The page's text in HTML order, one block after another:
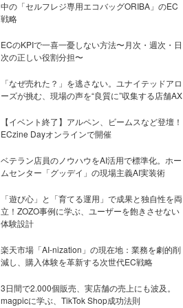
中の「セルフレジ専用エコバッグORIBA」のEC
戦略
ECのKPIで一喜一憂しない方法〜月次・週次・日
次の正しい役割分担〜
「なぜ売れた？」を逃さない。ユナイテッドアロ
ーズが挑む、現場の声を“良質に”収集する店舗AX
【イベント終了】アルペン、ビームスなど登壇！
ECzine Dayオンラインで開催
ベテラン店員のノウハウをAI活用で標準化。ホー
ムセンター「グッデイ」の現場主義AI実装術
「遊び心」と「育てる運用」で成果と独自性を両
立！ZOZO事例に学ぶ、ユーザーを飽きさせない
体験設計
楽天市場「AI-nization」の現在地：業務を劇的削
減し、購入体験を革新する次世代EC戦略
3日間で2.000個販売、実店舗の売上にも波及。
magpicに学ぶ、TikTok Shop成功法則